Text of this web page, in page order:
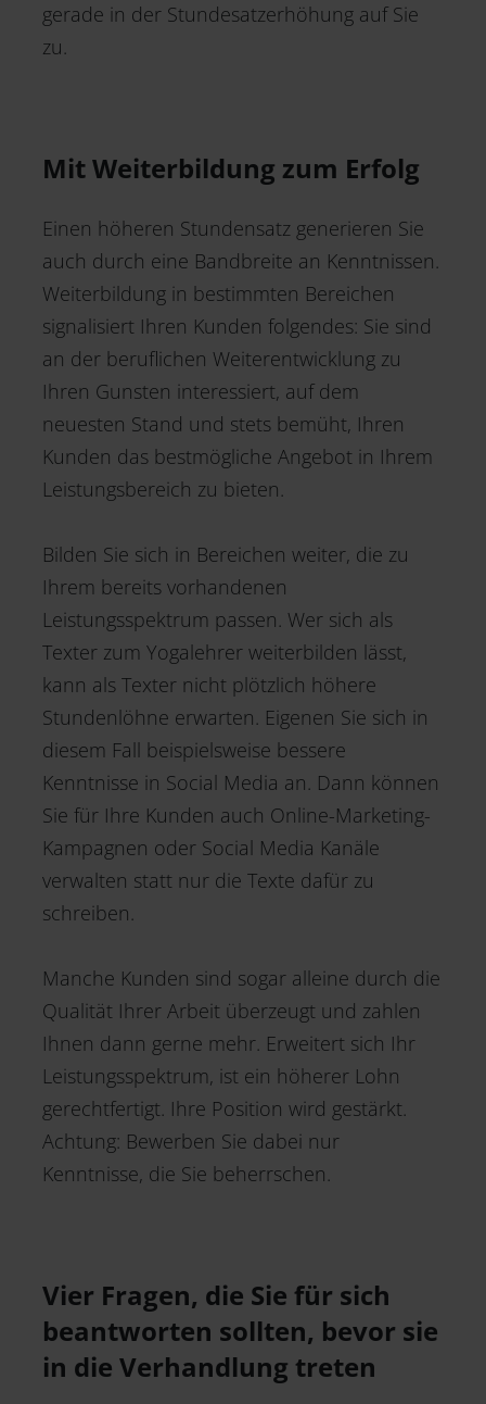
gerade in der Stundesatzerhöhung auf Sie
zu.
Mit Weiterbildung zum Erfolg
Einen höheren Stundensatz generieren Sie
auch durch eine Bandbreite an Kenntnissen.
Weiterbildung in bestimmten Bereichen
signalisiert Ihren Kunden folgendes: Sie sind
an der beruflichen Weiterentwicklung zu
Ihren Gunsten interessiert, auf dem
neuesten Stand und stets bemüht, Ihren
Kunden das bestmögliche Angebot in Ihrem
Leistungsbereich zu bieten.
Bilden Sie sich in Bereichen weiter, die zu
Ihrem bereits vorhandenen
Leistungsspektrum passen. Wer sich als
Texter zum Yogalehrer weiterbilden lässt,
kann als Texter nicht plötzlich höhere
Stundenlöhne erwarten. Eigenen Sie sich in
diesem Fall beispielsweise bessere
Kenntnisse in Social Media an. Dann können
Sie für Ihre Kunden auch Online-Marketing-
Kampagnen oder Social Media Kanäle
verwalten statt nur die Texte dafür zu
schreiben.
Manche Kunden sind sogar alleine durch die
Qualität Ihrer Arbeit überzeugt und zahlen
Ihnen dann gerne mehr. Erweitert sich Ihr
Leistungsspektrum, ist ein höherer Lohn
gerechtfertigt. Ihre Position wird gestärkt.
Achtung: Bewerben Sie dabei nur
Kenntnisse, die Sie beherrschen.
Vier Fragen, die Sie für sich
beantworten sollten, bevor sie
in die Verhandlung treten